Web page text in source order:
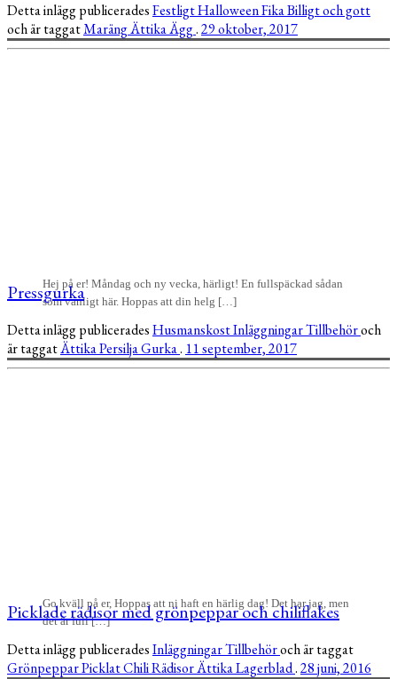
Detta inlägg publiceradesFestligtHalloweenFikaBilligt och gott
och är taggatMarängÄttikaÄgg.29 oktober, 2017
Hej på er! Måndag och ny vecka, härligt! En fullspäckad sådan
som vanligt här. Hoppas att din helg […]
Pressgurka
Detta inlägg publiceradesHusmanskostInläggningarTillbehöroch
är taggatÄttikaPersiljaGurka. 11 september, 2017
Go kväll på er, Hoppas att ni haft en härlig dag! Det har jag, men
det är full […]
Picklade rädisor med grönpeppar och chiliflakes
Detta inlägg publiceradesInläggningarTillbehöroch är taggat
GrönpepparPicklatChiliRädisorÄttikaLagerblad.28 juni, 2016